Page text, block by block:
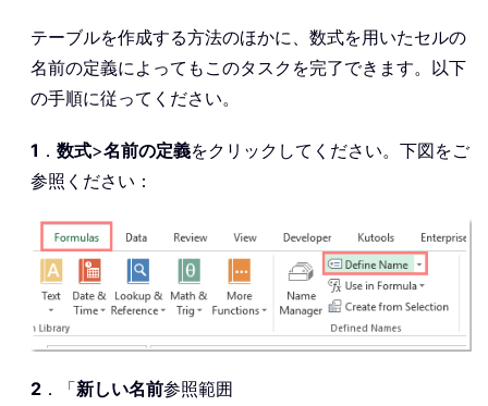
テーブルを作成する方法のほかに、数式を用いたセルの
名前の定義によってもこのタスクを完了できます。以下
の手順に従ってください。
1 ． 数式>名前の定義をクリックしてください。下図をご
参照ください：
2 ．「新しい名前参照範囲